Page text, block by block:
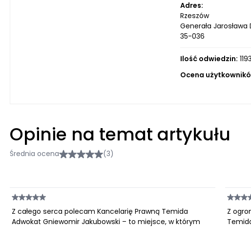
Adres:
Rzeszów
Generała
35-036
Ilość odwiedzin: 1193
Ocena
Opinie na temat artykułu
Średnia ocena (3)
Z całego serca polecam Kancelarię Prawną Temida
Adwokat Gniewomir Jakubowski – to miejsce, w którym
Z